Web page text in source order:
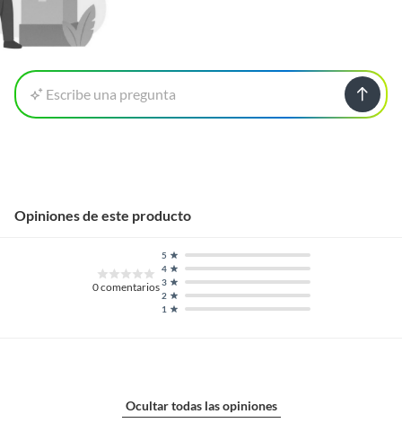
Escribe una pregunta
Opiniones de este producto
0comentarios
1
2
3
4
5
Ocultar todas las opiniones